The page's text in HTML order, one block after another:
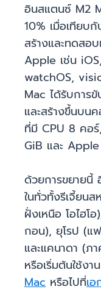
อินสแตนซ์ M2
10% เมื่อเทียบ
สร้างและทดสอ
Apple เช่น
watchOS,
Mac ได้รับการ
และสร้างขึ้นบน
ที่มี CPU 8 คอ
GiB และ
ด้วยการขยายนี้
ในทั่วทั้งรีเจี้ยน
ฝั่งเหนือ โอไฮโ
กอน), ยุโรป (แ
และแคนาดา (ภ
หรือเริ่มต้นใช้งา
Mac หรือไปที่เ